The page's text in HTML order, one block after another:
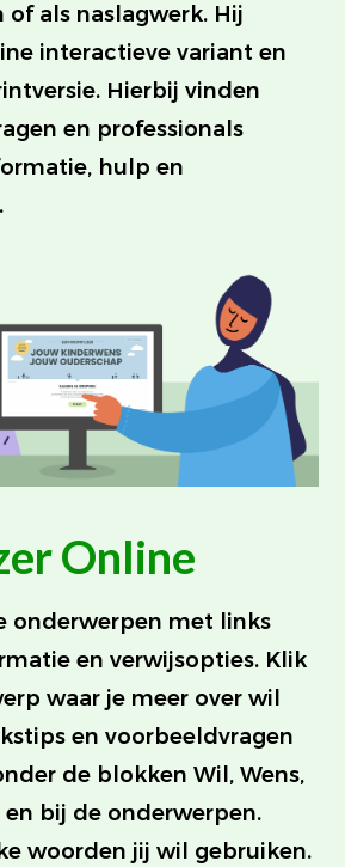
als naslagwerk. Hij
interactieve variant en
Hierbij vinden
en professionals
hulp en
Online
onderwerpen met links
en verwijsopties. Klik
waar je meer over wil
en voorbeeldvragen
de blokken Wil, Wens,
en bij de onderwerpen.
woorden jij wil gebruiken.